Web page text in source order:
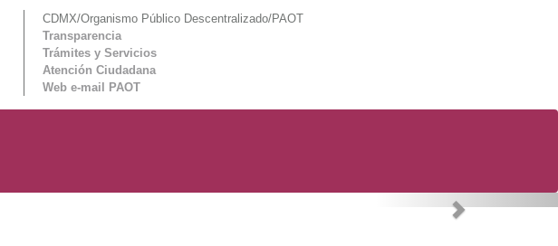
CDMX/Organismo Público Descentralizado/PAOT
Transparencia
Trámites y Servicios
Atención Ciudadana
Web e-mail PAOT
Next